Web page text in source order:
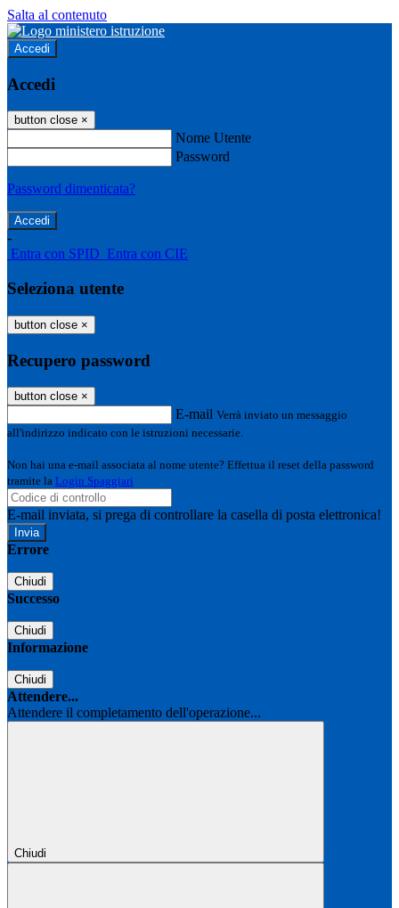
Salta al contenuto
Accedi
Accedi
button close ×
Nome Utente
Password
Password dimenticata?
-
Entra con SPID Entra con CIE
Seleziona utente
button close ×
Recupero password
button close ×
E-mail Verrà inviato un messaggio
all'indirizzo indicato con le istruzioni necessarie.
Non hai una e-mail associata al nome utente? Effettua il reset della password
tramite la Login Spaggiari
E-mail inviata, si prega di controllare la casella di posta elettronica!
Errore
Chiudi
Successo
Chiudi
Informazione
Chiudi
Attendere...
Attendere il completamento dell'operazione...
Chiudi